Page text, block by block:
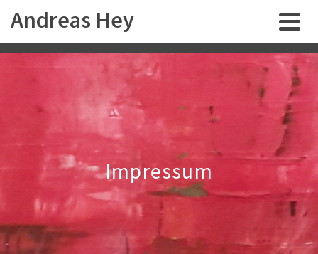
Andreas Hey
Impressum